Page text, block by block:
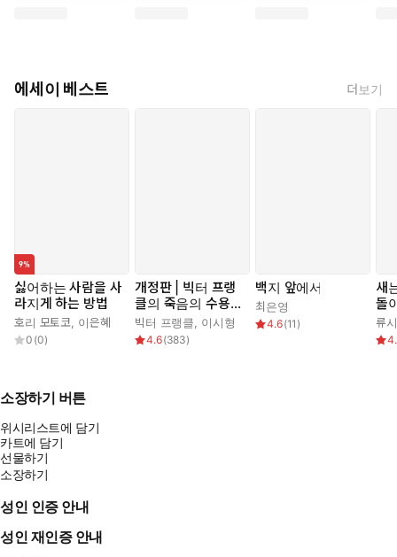
에세이 베스트 더보기
싫어하는 사람을 사
라지게 하는 방법
호리 모토코 이은혜
0 (0)
개정판 | 빅터 프랭
클의 죽음의 수용소
에서
빅터 프랭클 이시형
4.6(383)
백지 앞에서
최은영
4.6(11 )
새
돌
류
소장하기 버튼
위시리스트에 담기
카트에 담기
선물하기
소장하기
성인 인증 안내
성인 재인증 안내